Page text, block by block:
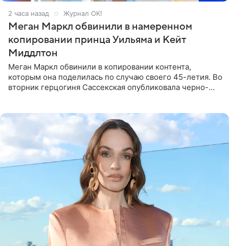
2 часа назад Журнал OK!
Меган Маркл обвинили в намеренном
копировании принца Уильяма и Кейт
Миддлтон
Меган Маркл обвинили в копировании контента,
которым она поделилась по случаю своего 45-летия. Во
вторник герцогиня Сассекская опубликовала черно-